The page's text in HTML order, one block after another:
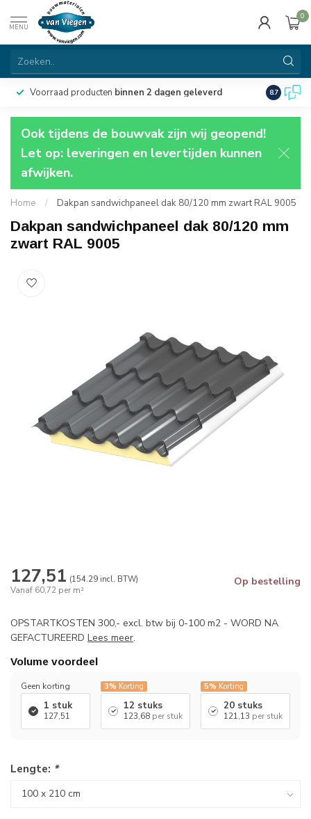
MENU
0
Voorraad producten binnen 2 dagen geleverd 8.7
Ook tijdens de bouwvak zijn wij geopend!
Let op: leveringen en levertijden kunnen
afwijken.
Home / Dakpan sandwichpaneel dak 80/120 mm zwart RAL 9005
Dakpan sandwichpaneel dak 80/120 mm
zwart RAL 9005
127,51 (154.29 incl. BTW)
Vanaf 60,72 per m²
Op bestelling
OPSTARTKOSTEN 300,- excl. btw bij 0-100 m2 - WORD NA
GEFACTUREERD Lees meer.
Volume voordeel
Geen korting
1 stuk
127,51
3% Korting
12 stuks
123,68 per stuk
5% Korting
20 stuks
121,13 per stuk
Lengte: *